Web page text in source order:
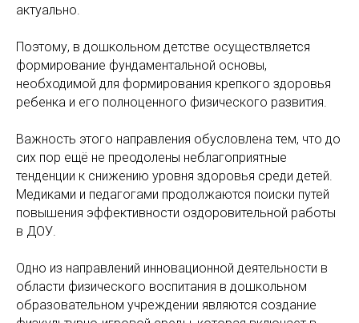
актуально.
Поэтому, в дошкольном детстве осуществляется
формирование фундаментальной основы,
необходимой для формирования крепкого здоровья
ребенка и его полноценного физического развития.
Важность этого направления обусловлена тем, что до
сих пор ещё не преодолены неблагоприятные
тенденции к снижению уровня здоровья среди детей.
Медиками и педагогами продолжаются поиски путей
повышения эффективности оздоровительной работы
в ДОУ.
Одно из направлений инновационной деятельности в
области физического воспитания в дошкольном
образовательном учреждении являются создание